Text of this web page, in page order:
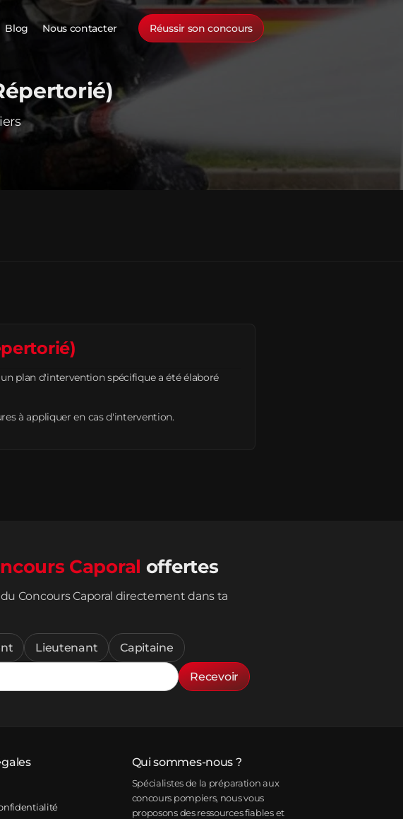
Blog Nous contacter Réussir son concours
plan d'intervention spécifique a été élaboré
à appliquer en cas d'intervention.
Caporal offertes
Concours Caporal directement dans ta
Lieutenant Capitaine
Recevoir
Qui sommes-nous ?
Spécialistes de la préparation aux
concours pompiers, nous vous
proposons des ressources fiables et